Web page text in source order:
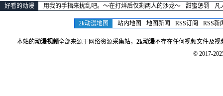
好看的动漫 用我的手指来扰乱吧。～在打烊后仅剩两人的沙龙～ 甜蜜惩罚 凡
2k动漫地图 站内地图 地图新闻 RSS订阅 RSS新
本站的动漫视频全部来源于网络资源采集站， 2k动漫不存在任何视频文件及视
© 2017-